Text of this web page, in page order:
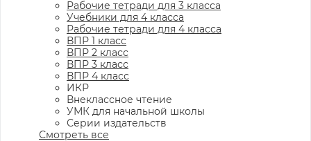
Рабочие тетради для 3 класса
Учебники для 4 класса
Рабочие тетради для 4 класса
ВПР 1 класс
ВПР 2 класс
ВПР 3 класс
ВПР 4 класс
ИКР
Внеклассное чтение
УМК для начальной школы
Серии издательств
Смотреть все